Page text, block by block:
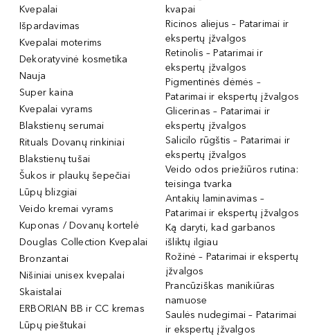
Kvepalai
Išpardavimas
Kvepalai moterims
Dekoratyvinė kosmetika
Nauja
Super kaina
Kvepalai vyrams
Blakstienų serumai
Rituals Dovanų rinkiniai
Blakstienų tušai
Šukos ir plaukų šepečiai
Lūpų blizgiai
Veido kremai vyrams
Kuponas / Dovanų kortelė
Douglas Collection Kvepalai
Bronzantai
Nišiniai unisex kvepalai
Skaistalai
ERBORIAN BB ir CC kremas
Lūpų pieštukai
kvapai
Ricinos aliejus – Patarimai ir
ekspertų įžvalgos
Retinolis – Patarimai ir
ekspertų įžvalgos
Pigmentinės dėmės –
Patarimai ir ekspertų įžvalgos
Glicerinas – Patarimai ir
ekspertų įžvalgos
Salicilo rūgštis – Patarimai ir
ekspertų įžvalgos
Veido odos priežiūros rutina:
teisinga tvarka
Antakių laminavimas –
Patarimai ir ekspertų įžvalgos
Ką daryti, kad garbanos
išliktų ilgiau
Rožinė – Patarimai ir ekspertų
įžvalgos
Prancūziškas manikiūras
namuose
Saulės nudegimai – Patarimai
ir ekspertų įžvalgos